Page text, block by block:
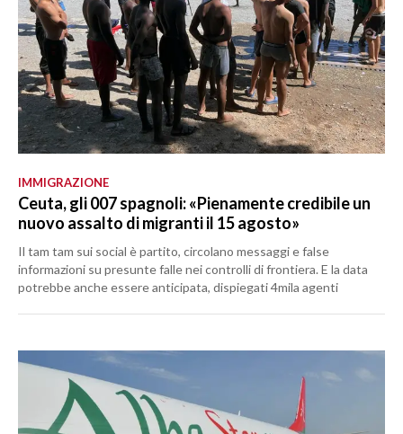
IMMIGRAZIONE
Ceuta, gli 007 spagnoli: «Pienamente credibile un
nuovo assalto di migranti il 15 agosto»
Il tam tam sui social è partito, circolano messaggi e false
informazioni su presunte falle nei controlli di frontiera. E la data
potrebbe anche essere anticipata, dispiegati 4mila agenti